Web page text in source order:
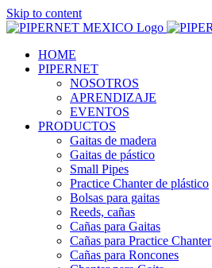
Skip to content
HOME
PIPERNET
NOSOTROS
APRENDIZAJE
EVENTOS
PRODUCTOS
Gaitas de madera
Gaitas de pástico
Small Pipes
Practice Chanter de plástico
Bolsas para gaitas
Reeds, cañas
Cañas para Gaitas
Cañas para Practice Chanter
Cañas para Roncones